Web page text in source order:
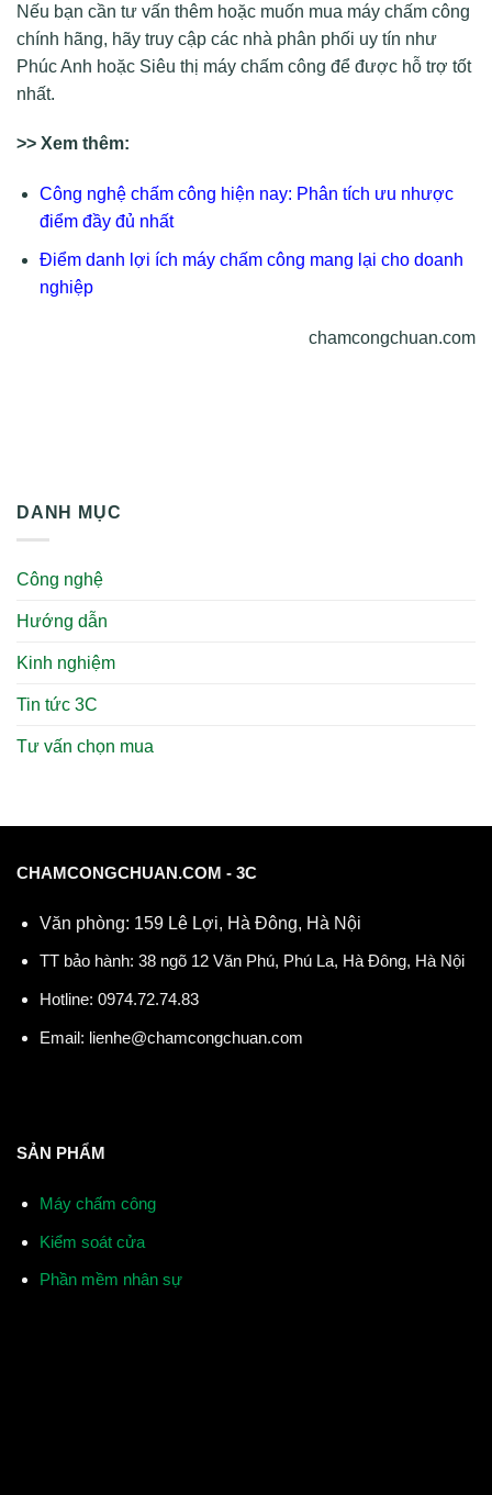
Nếu bạn cần tư vấn thêm hoặc muốn mua máy chấm công
chính hãng, hãy truy cập các nhà phân phối uy tín như
Phúc Anh hoặc Siêu thị máy chấm công để được hỗ trợ tốt
nhất.
>> Xem thêm:
Công nghệ chấm công hiện nay: Phân tích ưu nhược
điểm đầy đủ nhất
Điểm danh lợi ích máy chấm công mang lại cho doanh
nghiệp
chamcongchuan.com
DANH MỤC
Công nghệ
Hướng dẫn
Kinh nghiệm
Tin tức 3C
Tư vấn chọn mua
CHAMCONGCHUAN.COM - 3C
Văn phòng: 159 Lê Lợi, Hà Đông, Hà Nội
TT bảo hành: 38 ngõ 12 Văn Phú, Phú La, Hà Đông, Hà Nội
Hotline: 0974.72.74.83
Email: lienhe@chamcongchuan.com
SẢN PHẨM
Máy chấm công
Kiểm soát cửa
Phần mềm nhân sự